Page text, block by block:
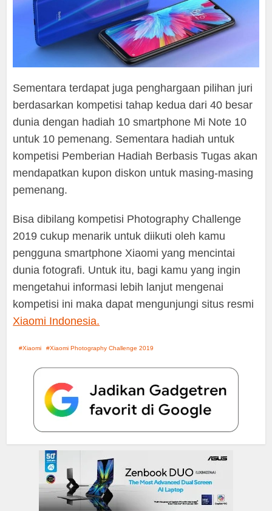
Sementara terdapat juga penghargaan pilihan juri
berdasarkan kompetisi tahap kedua dari 40 besar
dunia dengan hadiah 10 smartphone Mi Note 10
untuk 10 pemenang. Sementara hadiah untuk
kompetisi Pemberian Hadiah Berbasis Tugas akan
mendapatkan kupon diskon untuk masing-masing
pemenang.
Bisa dibilang kompetisi Photography Challenge
2019 cukup menarik untuk diikuti oleh kamu
pengguna smartphone Xiaomi yang mencintai
dunia fotografi. Untuk itu, bagi kamu yang ingin
mengetahui informasi lebih lanjut mengenai
kompetisi ini maka dapat mengunjungi situs resmi
Xiaomi Indonesia.
Xiaomi Xiaomi Photography Challenge 2019